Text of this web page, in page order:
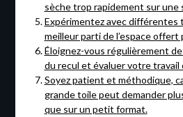
sèche trop rapidement sur une
Expérimentez avec différentes
meilleur parti de l’espace offert
Éloignez-vous régulièrement
du recul et évaluer votre travail
Soyez patient et méthodique,
grande toile peut demander
que sur un petit format.